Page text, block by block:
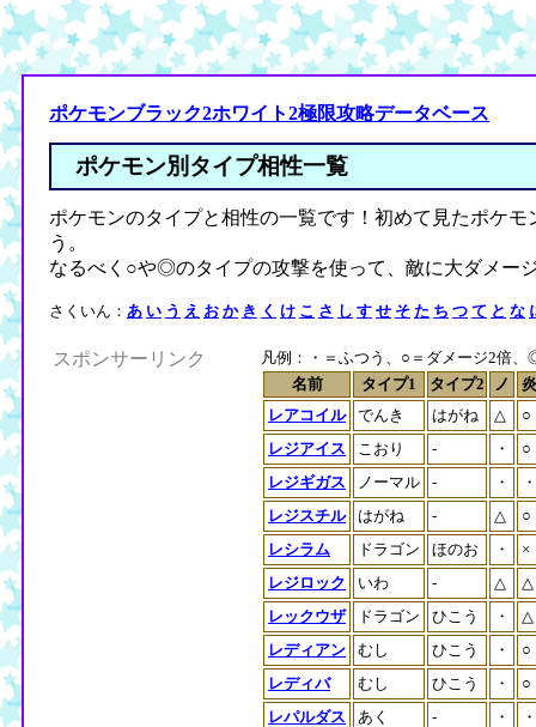
ポケモンブラック2ホワイト2極限攻略データベース
ポケモン別タイプ相性一覧
ポケモンのタイプと相性の一覧です！初めて見たポケ
う。
なるべく○や◎のタイプの攻撃を使って、敵に大ダメー
さくいん： あ い う え お か き く け こ さ し す せ そ た ち つ て と な
スポンサーリンク
凡例：・＝ふつう、○＝ダメージ2倍
名前
タイプ1 タイプ2 ノ
炎
レアコイル
でんき はがね △
○
レジアイス
こおり - ・
○
レジギガス
ノーマル - ・
・
レジスチル
はがね - △
○
レシラム
ドラゴン ほのお ・
×
レジロック
いわ - △
△
レックウザ
ドラゴン ひこう ・
△
レディアン
むし ひこう ・
○
レディバ
むし ひこう ・
○
レパルダス
あく - ・
・